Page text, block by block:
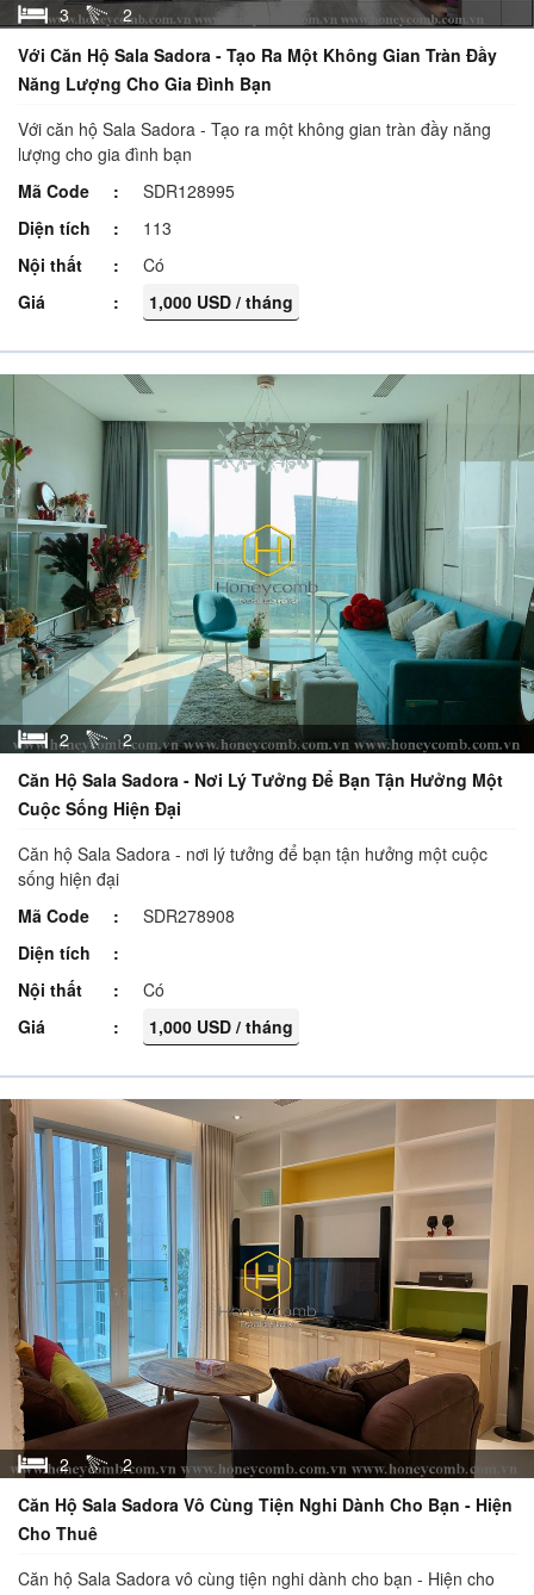
3
2
Với Căn Hộ Sala Sadora - Tạo Ra Một Không Gian Tràn Đầy
Năng Lượng Cho Gia Đình Bạn
Với căn hộ Sala Sadora - Tạo ra một không gian tràn đầy năng
lượng cho gia đình bạn
Mã Code
SDR128995
Diện tích
113
Nội thất
Có
Giá
1,000 USD / tháng
2
2
Căn Hộ Sala Sadora - Nơi Lý Tưởng Để Bạn Tận Hưởng Một
Cuộc Sống Hiện Đại
Căn hộ Sala Sadora - nơi lý tưởng để bạn tận hưởng một cuộc
sống hiện đại
Mã Code
SDR278908
Diện tích
Nội thất
Có
Giá
1,000 USD / tháng
2
2
Căn Hộ Sala Sadora Vô Cùng Tiện Nghi Dành Cho Bạn - Hiện
Cho Thuê
Căn hộ Sala Sadora vô cùng tiện nghi dành cho bạn - Hiện cho